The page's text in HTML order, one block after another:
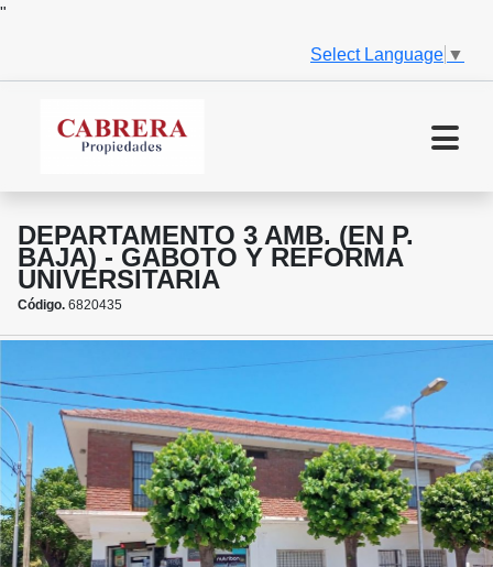
"
Select Language ▼
DEPARTAMENTO 3 AMB. (EN P.
BAJA) - GABOTO Y REFORMA
UNIVERSITARIA
Código. 6820435